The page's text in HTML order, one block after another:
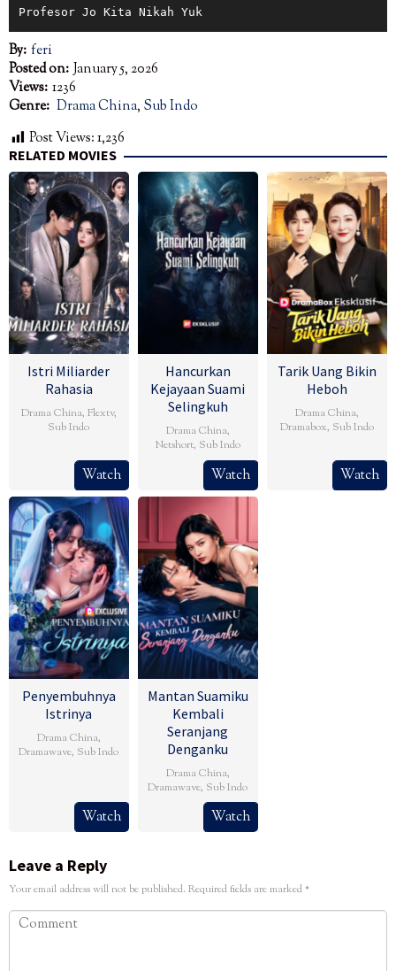
Profesor Jo Kita Nikah Yuk
By: feri
Posted on: January 5, 2026
Views: 1236
Genre: Drama China, Sub Indo
Post Views:1,236
RELATED MOVIES
Istri Miliarder
Rahasia
Drama China, Flextv,
Sub Indo
Watch
Hancurkan
Kejayaan Suami
Selingkuh
Drama China,
Netshort, Sub Indo
Watch
Tarik Uang Bikin
Heboh
Drama China,
Dramabox, Sub Indo
Watch
Penyembuhnya
Istrinya
Drama China,
Dramawave, Sub Indo
Watch
Mantan Suamiku
Kembali
Seranjang
Denganku
Drama China,
Dramawave, Sub Indo
Watch
Leave a Reply
Your email address will not be published. Required fields are marked*